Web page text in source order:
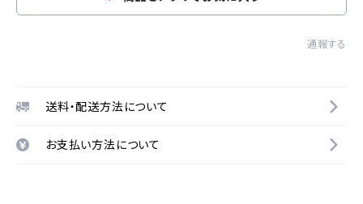
通報する
送料・配送方法について
お支払い方法について